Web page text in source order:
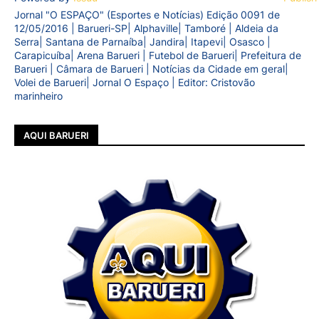
Jornal "O ESPAÇO" (Esportes e Notícias) Edição 0091 de
12/05/2016 | Barueri-SP| Alphaville| Tamboré | Aldeia da
Serra| Santana de Parnaíba| Jandira| Itapevi| Osasco |
Carapicuíba| Arena Barueri | Futebol de Barueri| Prefeitura de
Barueri | Câmara de Barueri | Notícias da Cidade em geral|
Volei de Barueri| Jornal O Espaço | Editor: Cristovão
marinheiro
AQUI BARUERI